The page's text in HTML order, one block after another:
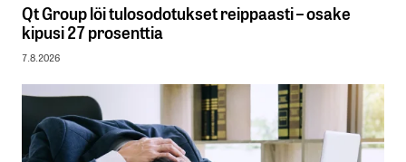
Qt Group löi tulosodotukset reippaasti – osake
kipusi 27 prosenttia
7.8.2026